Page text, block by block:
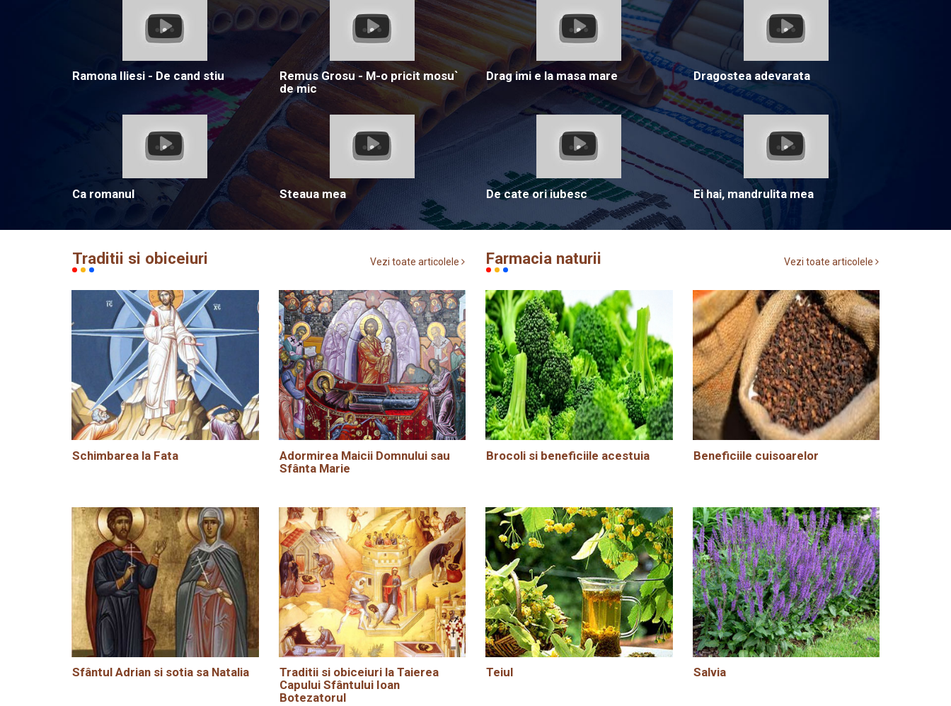
Ramona Iliesi - De cand stiu
Remus Grosu - M-o pricit mosu`
de mic
Drag imi e la masa mare Dragostea adevarata
Ca romanul Steaua mea De cate ori iubesc Ei hai, mandrulita mea
Traditii si obiceiuri Vezi toate articolele
Schimbarea la Fata
Adormirea Maicii Domnului sau
Sfânta Marie
Sfântul Adrian si sotia sa Natalia
Traditii si obiceiuri la Taierea
Capului Sfântului Ioan
Botezatorul
Farmacia naturii Vezi toate articolele
Brocoli si beneficiile acestuia Beneficiile cuisoarelor
Teiul Salvia